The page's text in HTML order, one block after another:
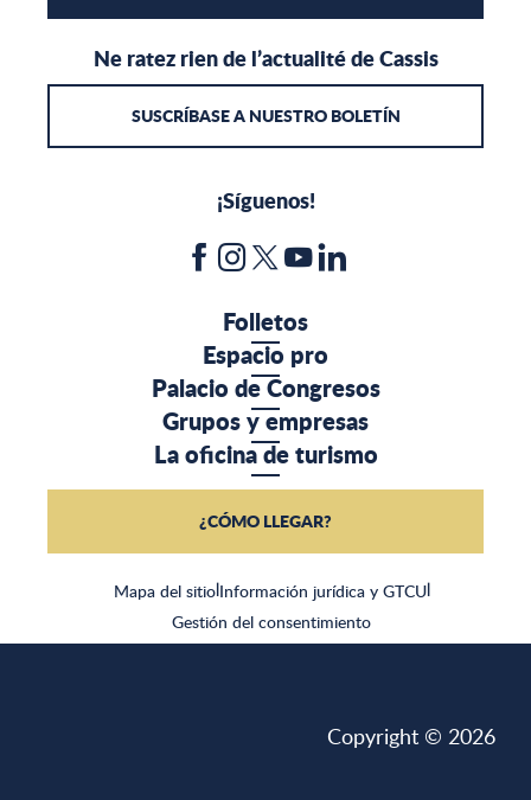
Ne ratez rien de l’actualité de Cassis
SUSCRÍBASE A NUESTRO BOLETÍN
¡Síguenos!
Mapa del sitio|Información jurídica y GTCU|
Gestión del consentimiento
Folletos
Espacio pro
Palacio de Congresos
Grupos y empresas
La oficina de turismo
¿CÓMO LLEGAR?
Copyright © 2026